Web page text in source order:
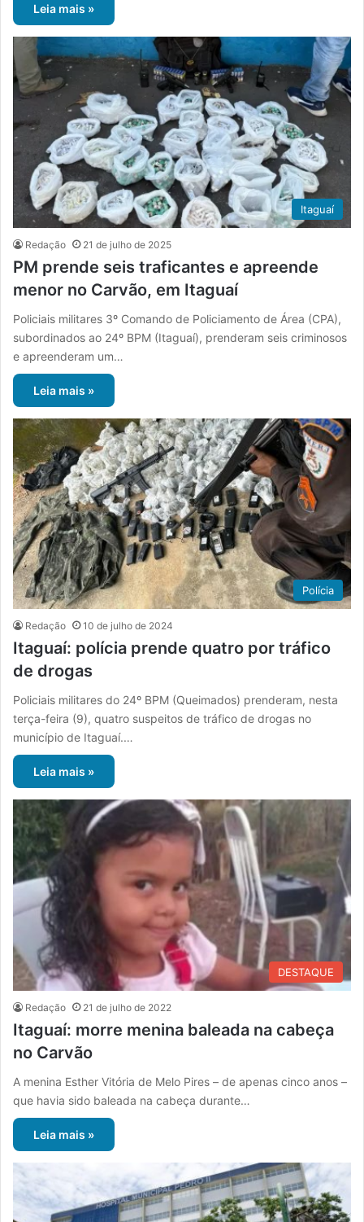
Leia mais »
Itaguaí
Redação 21 de julho de 2025
PM prende seis traficantes e apreende
menor no Carvão, em Itaguaí
Policiais militares 3º Comando de Policiamento de Área (CPA),
subordinados ao 24º BPM (Itaguaí), prenderam seis criminosos
e apreenderam um…
Leia mais »
Polícia
Redação 10 de julho de 2024
Itaguaí: polícia prende quatro por tráfico
de drogas
Policiais militares do 24º BPM (Queimados) prenderam, nesta
terça-feira (9), quatro suspeitos de tráfico de drogas no
município de Itaguaí.…
Leia mais »
DESTAQUE
Redação 21 de julho de 2022
Itaguaí: morre menina baleada na cabeça
no Carvão
A menina Esther Vitória de Melo Pires – de apenas cinco anos –
que havia sido baleada na cabeça durante…
Leia mais »